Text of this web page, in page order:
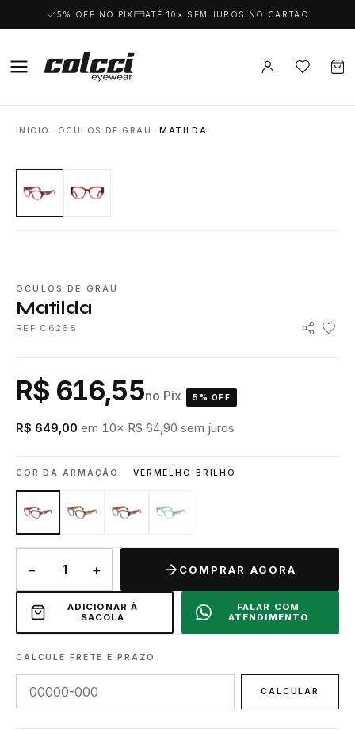
5% OFF NO PIX ATÉ 10× SEM JUROS NO CARTÃO
INÍCIO ÓCULOS DE GRAU MATILDA
ÓCULOS DE GRAU
Matilda
REF C6268
R$ 616,55no Pix 5% OFF
R$ 649,00 em 10× R$ 64,90 sem juros
COR DA ARMAÇÃO: VERMELHO BRILHO
− + COMPRAR AGORA
ADICIONAR À
SACOLA
FALAR COM
ATENDIMENTO
CALCULE FRETE E PRAZO
CALCULAR